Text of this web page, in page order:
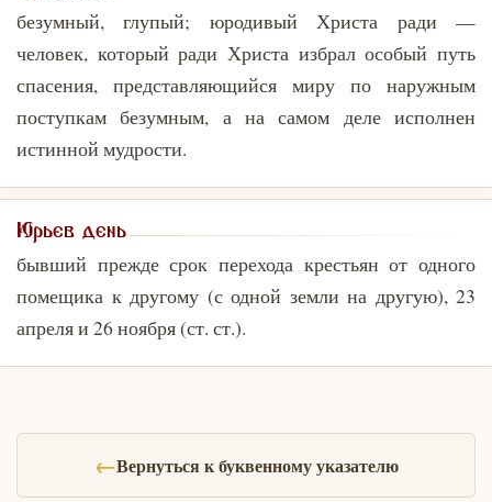
безумный, глупый; юродивый Христа ради —
человек, который ради Христа избрал особый путь
спасения, представляющийся миру по наружным
поступкам безумным, а на самом деле исполнен
истинной мудрости.
Юрьев день
бывший прежде срок перехода крестьян от одного
помещика к другому (с одной земли на другую), 23
апреля и 26 ноября (ст. ст.).
←Вернуться к буквенному указателю